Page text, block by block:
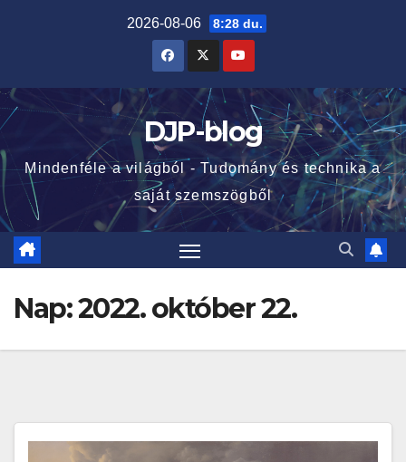
2026-08-06 8:28 du.
DJP-blog
Mindenféle a világból - Tudomány és technika a
saját szemszögből
Nap:2022. október 22.